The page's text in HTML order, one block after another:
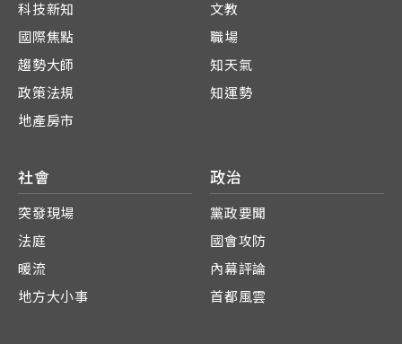
科技新知
國際焦點
趨勢大師
政策法規
地產房市
文教
職場
知天氣
知運勢
社會
突發現場
法庭
暖流
地方大小事
政治
黨政要聞
國會攻防
內幕評論
首都風雲